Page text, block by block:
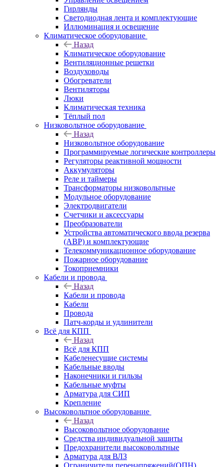
Гирлянды
Светодиодная лента и комплектующие
Иллюминация и освещение
Климатическое оборудование
Назад
Климатическое оборудование
Вентиляционные решетки
Воздуховоды
Обогреватели
Вентиляторы
Люки
Климатическая техника
Тёплый пол
Низковольтное оборудование
Назад
Низковольтное оборудование
Программируемые логические контроллеры
Регуляторы реактивной мощности
Аккумуляторы
Реле и таймеры
Трансформаторы низковольтные
Модульное оборудование
Электродвигатели
Счетчики и аксессуары
Преобразователи
Устройства автоматического ввода резерва
(АВР) и комплектующие
Телекоммуникационное оборудование
Пожарное оборудование
Токоприемники
Кабели и провода
Назад
Кабели и провода
Кабели
Провода
Патч-корды и удлинители
Всё для КПП
Назад
Всё для КПП
Кабеленесущие системы
Кабельные вводы
Наконечники и гильзы
Кабельные муфты
Арматура для СИП
Крепление
Высоковольтное оборудование
Назад
Высоковольтное оборудование
Средства индивидуальной защиты
Предохранители высоковольтные
Арматура для ВЛЗ
Ограничители перенапряжений(ОПН)